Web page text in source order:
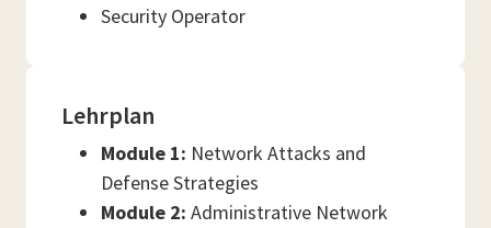
Security Operator
Lehrplan
Module 1: Network Attacks and
Defense Strategies
Module 2: Administrative Network